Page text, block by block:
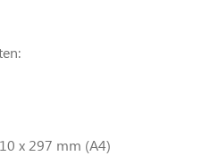
x 297 mm (A4)